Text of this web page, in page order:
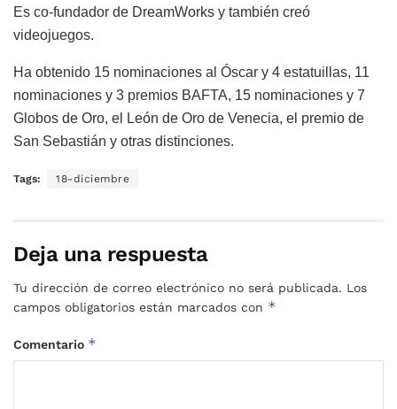
Es co-fundador de DreamWorks y también creó
videojuegos.
Ha obtenido 15 nominaciones al Óscar y 4 estatuillas, 11
nominaciones y 3 premios BAFTA, 15 nominaciones y 7
Globos de Oro, el León de Oro de Venecia, el premio de
San Sebastián y otras distinciones.
Tags: 18-diciembre
Deja una respuesta
Tu dirección de correo electrónico no será publicada. Los
campos obligatorios están marcados con *
Comentario *